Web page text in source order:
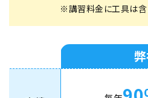
※講習料金に工具は含